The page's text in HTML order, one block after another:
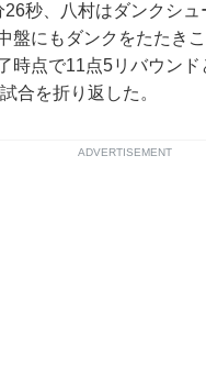
秒、八村はダンクシュ
盤にもダンクをたたき
時点で11点5リバウン
合を折り返した。
ADVERTISEMENT